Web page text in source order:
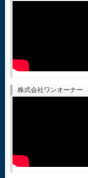
株式会社ワンオーナー